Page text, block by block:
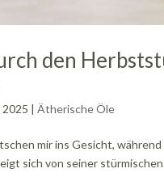
den
2025 |Ätherische Öle
mir ins Gesicht,
sich von seiner